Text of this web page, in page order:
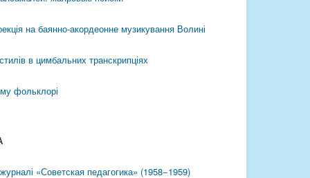
на баянно-акордеонне музикування Волині
в цимбальних транскрипціях
фольклорі
«Советская педагогика» (1958−1959)